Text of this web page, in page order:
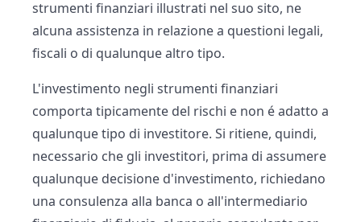
strumenti finanziari illustrati nel suo sito, ne
alcuna assistenza in relazione a questioni legali,
fiscali o di qualunque altro tipo.
L'investimento negli strumenti finanziari
comporta tipicamente del rischi e non é adatto a
qualunque tipo di investitore. Si ritiene, quindi,
necessario che gli investitori, prima di assumere
qualunque decisione d'investimento, richiedano
una consulenza alla banca o all'intermediario